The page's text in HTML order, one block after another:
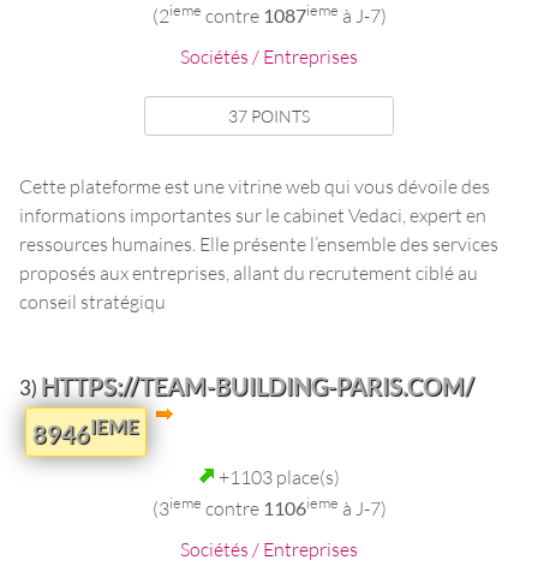
(2ieme contre 1087ieme à J-7)
Sociétés / Entreprises
37 POINTS
Cette plateforme est une vitrine web qui vous dévoile des
informations importantes sur le cabinet Vedaci, expert en
ressources humaines. Elle présente l’ensemble des services
proposés aux entreprises, allant du recrutement ciblé au
conseil stratégiqu
3) HTTPS://TEAM-BUILDING-PARIS.COM/
8946IEME
+1103 place(s)
(3ieme contre 1106ieme à J-7)
Sociétés / Entreprises